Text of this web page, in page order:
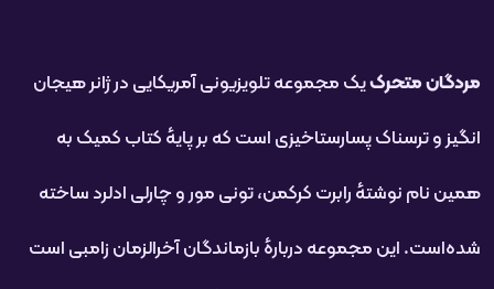
مردگان متحرکیک مجموعه تلویزیونی آمریکایی در ژانر هیجان
انگیز و ترسناک پسارستاخیزی است که بر پایهٔ کتاب کمیک به
همین نام نوشتهٔ رابرت کرکمن، تونی مور و چارلی ادلرد ساخته
شده‌است. این مجموعه دربارهٔ بازماندگان آخرالزمان زامبی است